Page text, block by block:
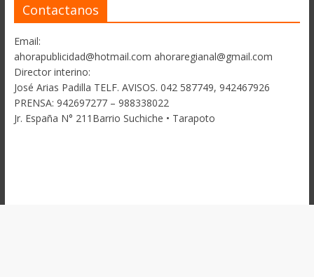
Contactanos
Email:
ahorapublicidad@hotmail.com ahoraregianal@gmail.com
Director interino:
José Arias Padilla TELF. AVISOS. 042 587749, 942467926
PRENSA: 942697277 – 988338022
Jr. España N° 211Barrio Suchiche • Tarapoto